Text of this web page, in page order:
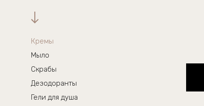
Кремы
Мыло
Скрабы
Дезодоранты
Гели для душа